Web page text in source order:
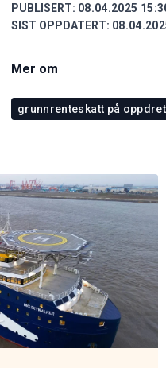
PUBLISERT: 08.04.2025
SIST OPPDATERT:
Mer om
grunnrenteskatt på